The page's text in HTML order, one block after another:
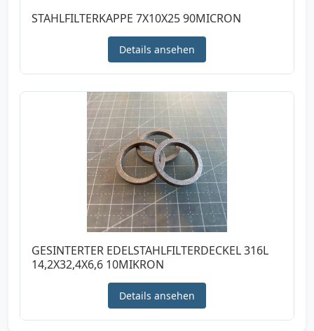
STAHLFILTERKAPPE 7X10X25 90MICRON
Details ansehen
GESINTERTER EDELSTAHLFILTERDECKEL 316L
14,2X32,4X6,6 10MIKRON
Details ansehen